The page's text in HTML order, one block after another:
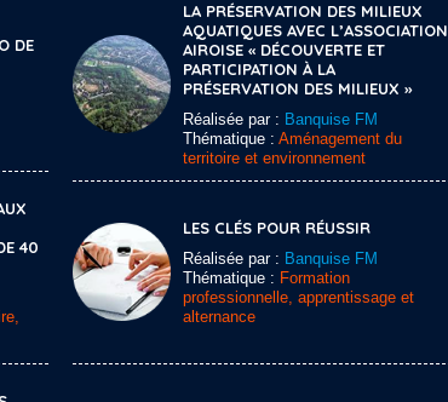
DE
LA PRÉSERVATION DES MILIEUX
AQUATIQUES AVEC L’ASSOCIATION
AIROISE « DÉCOUVERTE ET
PARTICIPATION À LA
PRÉSERVATION DES MILIEUX »
Réalisée par : Banquise FM
Thématique : Aménagement du
territoire et environnement
40
LES CLÉS POUR RÉUSSIR
Réalisée par : Banquise FM
Thématique : Formation
professionnelle, apprentissage et
alternance